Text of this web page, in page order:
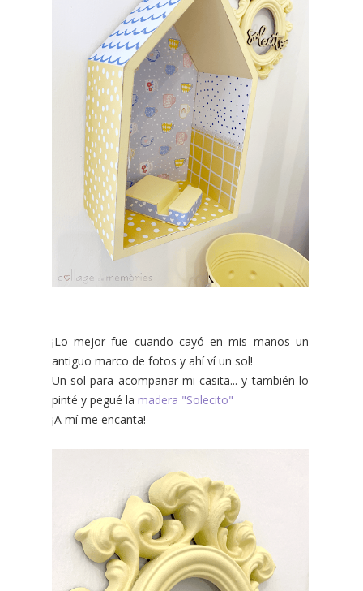
¡Lo mejor fue cuando cayó en mis manos un
antiguo marco de fotos y ahí ví un sol!
Un sol para acompañar mi casita... y también lo
pinté y pegué la madera "Solecito"
¡A mí me encanta!